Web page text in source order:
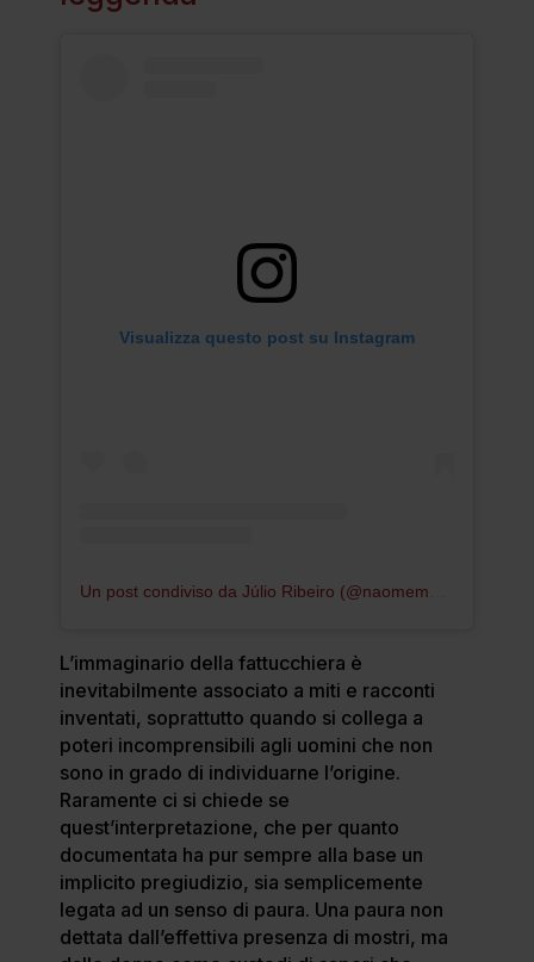
Visualizza questo post su Instagram
L’immaginario della fattucchiera è
inevitabilmente associato a miti e racconti
inventati, soprattutto quando si collega a
poteri incomprensibili agli uomini che non
sono in grado di individuarne l’origine.
Raramente ci si chiede se
quest’interpretazione, che per quanto
documentata ha pur sempre alla base un
implicito pregiudizio, sia semplicemente
legata ad un senso di paura. Una paura non
dettata dall’effettiva presenza di mostri, ma